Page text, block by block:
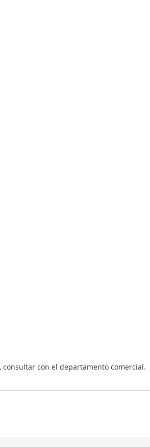
con el departamento comercial.